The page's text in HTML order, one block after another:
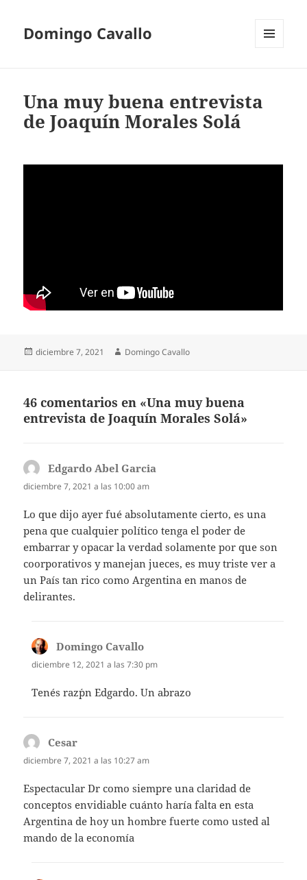
Domingo Cavallo
Una muy buena entrevista
de Joaquín Morales Solá
Publicado
diciembre 7, 2021 Autor
Domingo Cavallo
46 comentarios en «Una muy buena
entrevista de Joaquín Morales Solá»
Edgardo Abel Garcia
diciembre 7, 2021 a las 10:00 am
Lo que dijo ayer fué absolutamente cierto, es una
pena que cualquier político tenga el poder de
embarrar y opacar la verdad solamente por que son
coorporativos y manejan jueces, es muy triste ver a
un País tan rico como Argentina en manos de
delirantes.
Domingo Cavallo
diciembre 12, 2021 a las 7:30 pm
Tenés raz´pn Edgardo. Un abrazo
Cesar
diciembre 7, 2021 a las 10:27 am
Espectacular Dr como siempre una claridad de
conceptos envidiable cuánto haría falta en esta
Argentina de hoy un hombre fuerte como usted al
mando de la economía